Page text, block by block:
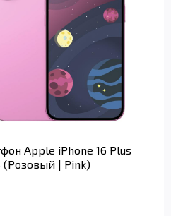
Apple iPhone 16 Plus
(Розовый | Pink)